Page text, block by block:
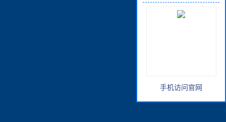
手机访问官网